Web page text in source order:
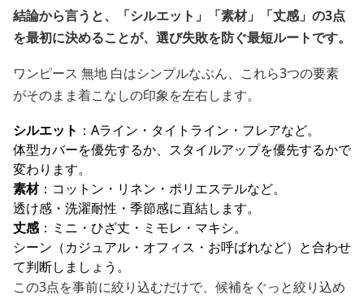
結論から言うと、「シルエット」「素材」「丈感」の3点
を最初に決めることが、選び失敗を防ぐ最短ルートです。
ワンピース 無地 白はシンプルなぶん、これら3つの要素
がそのまま着こなしの印象を左右します。
シルエット ：Aライン・タイトライン・フレアなど。
体型カバーを優先するか、スタイルアップを優先するかで
変わります。
素材：コットン・リネン・ポリエステルなど。
透け感・洗濯耐性・季節感に直結します。
丈感：ミニ・ひざ丈・ミモレ・マキシ。
シーン（カジュアル・オフィス・お呼ばれなど）と合わせ
て判断しましょう。
この3点を事前に絞り込むだけで、候補をぐっと絞り込め